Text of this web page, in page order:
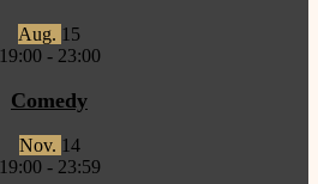
Aug. 15
19:00- 23:00
Comedy
Nov. 14
19:00- 23:59